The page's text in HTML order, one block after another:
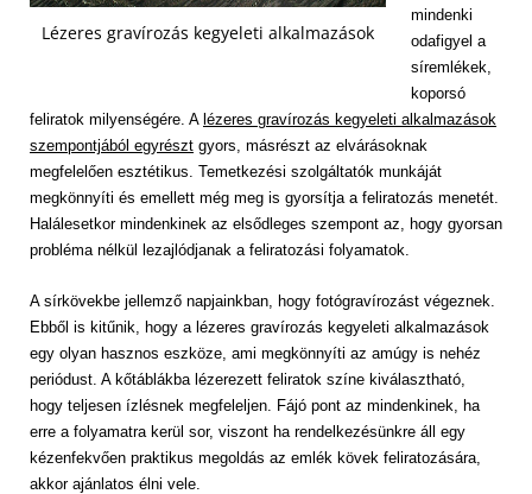
Lézeres gravírozás kegyeleti alkalmazások
mindenki
odafigyel a
síremlékek,
koporsó
feliratok milyenségére. A lézeres gravírozás kegyeleti alkalmazások
szempontjából egyrészt gyors, másrészt az elvárásoknak
megfelelően esztétikus. Temetkezési szolgáltatók munkáját
megkönnyíti és emellett még meg is gyorsítja a feliratozás menetét.
Halálesetkor mindenkinek az elsődleges szempont az, hogy gyorsan
probléma nélkül lezajlódjanak a feliratozási folyamatok.
A sírkövekbe jellemző napjainkban, hogy fotógravírozást végeznek.
Ebből is kitűnik, hogy a lézeres gravírozás kegyeleti alkalmazások
egy olyan hasznos eszköze, ami megkönnyíti az amúgy is nehéz
periódust. A kőtáblákba lézerezett feliratok színe kiválasztható,
hogy teljesen ízlésnek megfeleljen. Fájó pont az mindenkinek, ha
erre a folyamatra kerül sor, viszont ha rendelkezésünkre áll egy
kézenfekvően praktikus megoldás az emlék kövek feliratozására,
akkor ajánlatos élni vele.